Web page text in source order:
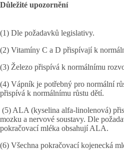
Důležité upozornění
(1) Dle požadavků legislativy.
(2) Vitamíny C a D přispívají k
(3) Železo přispívá k normálnímu
(4) Vápník je potřebný pro normální
přispívá k normálnímu růstu dětí.
(5) ALA (kyselina alfa-linolenová)
mozku a nervové soustavy. Dle
pokračovací mléka obsahují ALA.
(6) Všechna pokračovací kojenecká